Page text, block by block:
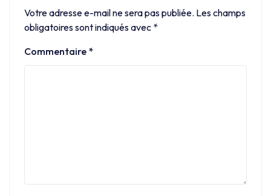
Votre adresse e-mail ne sera pas publiée. Les champs
obligatoires sont indiqués avec *
Commentaire *